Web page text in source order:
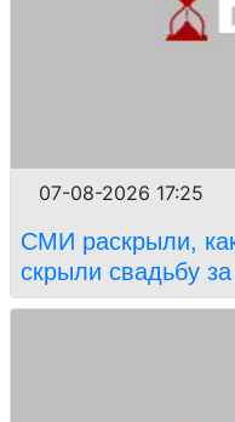
07-08-2026 17:25
СМИ раскрыли,
скрыли свадьбу